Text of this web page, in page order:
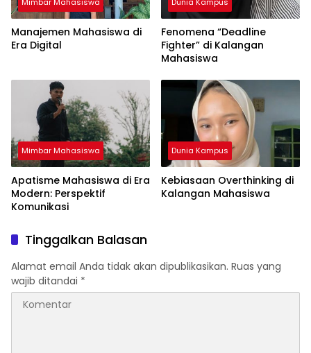
Manajemen Mahasiswa di
Era Digital
Fenomena “Deadline
Fighter” di Kalangan
Mahasiswa
Mimbar Mahasiswa
Apatisme Mahasiswa di Era
Modern: Perspektif
Komunikasi
Dunia Kampus
Kebiasaan Overthinking di
Kalangan Mahasiswa
Tinggalkan Balasan
Alamat email Anda tidak akan dipublikasikan. Ruas yang
wajib ditandai *